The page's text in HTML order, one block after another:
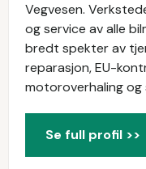
Vegvesen.
og service av alle
bredt spekter av
reparasjon, EU-
motoroverhaling og
Se full profil >>